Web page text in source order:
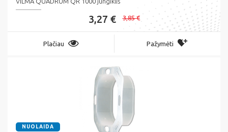
3,27 € 3,85 €
Plačiau Pažymėti
NUOLAIDA